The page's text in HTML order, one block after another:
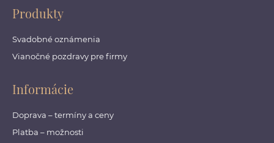
Produkty
Svadobné oznámenia
Vianočné pozdravy pre firmy
Informácie
Doprava – termíny a ceny
Platba – možnosti